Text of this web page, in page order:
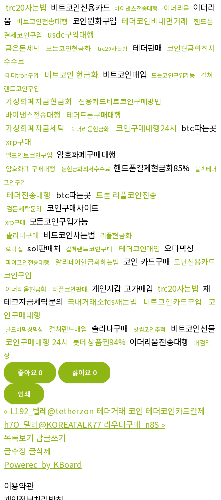
trc20사는법 비트코인신용카드 바이낸스전송대행 이더리움 이더리
움 비트코인전송대행 코인원화구입 테더코인비대면거래
핸드폰
결제코인구입
usdc구입대행
금은돈세탁 모든코인현금화 trc20사는법 테더판매 코인현금화최저
수수료
테더tron구입 비트코인 현금화 비트코인매입 모든코인구입가능
컬쳐
랜드코인구입
가상화폐자금현금화
신용카드비트코인구매방법
바이낸스전송대행
테더트론구매대행
가상화폐자금세탁 이더리움현금화 코인구매대행24시 btc파는곳
xrp구매
엘포인트코인구입 암호화폐구매대행
암호화폐 구매대행 돈현금화최저수수료 핸드폰결제현금화85%
블랙테더
코인구입
테더전송대행 btc파는곳 트론 리플코인전송
검돈세탁문의 코인구매사이트
xrp구매 모든코인구입가능
솔라나구매 비트코인사는법 리플현금화
오다집 sol판매처 컬쳐랜드코인구매 테더코인매입 오다믹싱
파이코인전송대행 알리페이현금화하는법 코인 카드구매 도난신용카드
코인구입
이더리움현금화 리플코인판매 개인지갑 고가매입 trc20사는법 재
테크자금세탁문의 국내거래소fds깨는법 비트코인카드구입 코
인구매대행
골드바믹싱믹싱 컬쳐랜드매입 솔라나구매 빗썸코인추적
비트코인선물
코인구매대행 24시 롯데상품권94% 이더리움전송대행
대검믹
싱
좋아요 0 싫어요 0
인쇄
« L192_텔레@tetherzon 테더거래 코인 테더코인카드결제
h7O_텔레@KOREATALK77 라우터구매_n8S »
목록보기 답글쓰기
글수정 글삭제
Powered by KBoard
이용약관